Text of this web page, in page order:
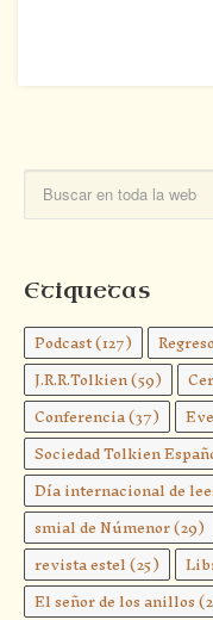
Etiquetas
Podcast(127)
J.R.R.Tolkien(59)
Conferencia(37)
Sociedad Tolkien
Día internacional de
smial de Númenor(29)
revista estel(25)
El señor de los anillos